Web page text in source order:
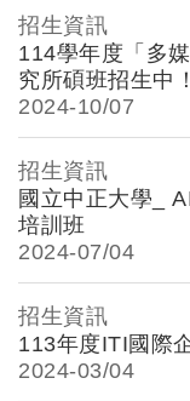
招生資訊
114學年度「多
究所碩班招生中
2024-10/07
招生資訊
國立中正大學_
培訓班
2024-07/04
招生資訊
113年度ITI國際
2024-03/04